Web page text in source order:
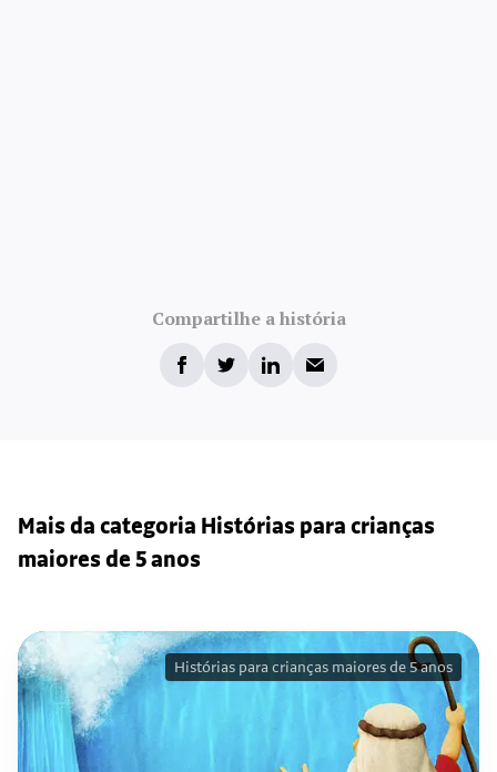
Compartilhe a história
Mais da categoria Histórias para crianças
maiores de 5 anos
Histórias para crianças maiores de 5 anos